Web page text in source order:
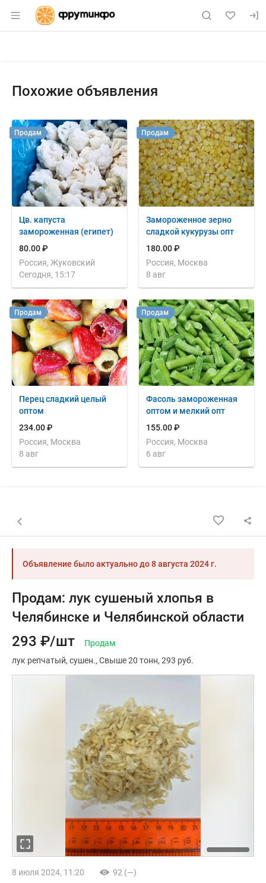
Раздел навигации по сайту fruitinfo.ru
Похожие объявления
Цв. капуста
замороженная (египет)
80.00 ₽
Россия, Жуковский
Сегодня, 15:17
Продам
Замороженное зерно
сладкой кукурузы опт
180.00 ₽
Россия, Москва
8 авг
Продам
Перец сладкий целый
оптом
234.00 ₽
Россия, Москва
8 авг
Продам
Фасоль замороженная
оптом и мелкий опт
155.00 ₽
Россия, Москва
6 авг
Продам
Назад к списку объявлений
Объявление было актуально до8 августа 2024 г.
Продам: лук сушеный хлопья в
Челябинске и Челябинской области
293 ₽/шт
Продам
лук репчатый сушен. Свыше 20 тонн 293 руб.
8 июля 2024, 11:20 92 (—)